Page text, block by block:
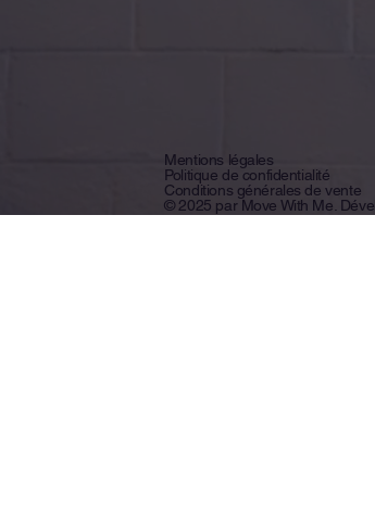
Mentions légales
Politique de confidentialité
Conditions générales de vente
© 2025 par Move With Me.